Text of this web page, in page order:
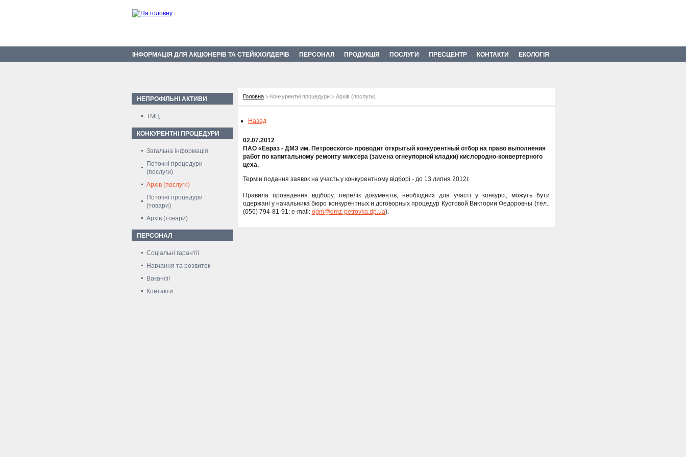
ІНФОРМАЦІЯ ДЛЯ АКЦІОНЕРІВ ТА СТЕЙКХОЛДЕРІВ ПЕРСОНАЛ ПРОДУКЦІЯ ПОСЛУГИ ПРЕСЦЕНТР КОНТАКТИ ЕКОЛОГІЯ
НЕПРОФІЛЬНІ АКТИВИ
ТМЦ
КОНКУРЕНТНІ ПРОЦЕДУРИ
Загальна інформація
Поточні процедури
(послуги)
Архів (послуги)
Поточні процедури
(товари)
Архів (товари)
ПЕРСОНАЛ
Соціальні гарантії
Навчання та розвиток
Вакансії
Контакти
Головна> Конкурентні процедури > Архів (послуги)
Назад
02.07.2012
ПАО «Евраз - ДМЗ им. Петровского» проводит открытый конкурентный отбор на право выполнения
работ по капитальному ремонту миксера (замена огнеупорной кладки) кислородно-конвертерного
цеха.
Термін подання заявок на участь у конкурентному відборі - до 13 липня 2012г.
Правила проведення відбору, перелік документів, необхідних для участі у конкурсі, можуть бути
одержані у начальника бюро конкурентных и договорных процедур Кустовой Виктории Федоровны (тел.:
(056) 794-81-91; e-mail: ogm@dmz-petrovka.dp.ua).